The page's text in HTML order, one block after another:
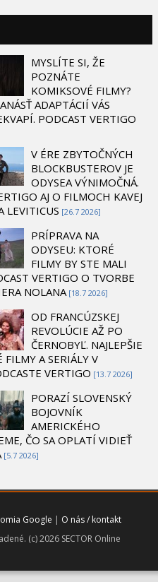
MYSLÍTE SI, ŽE
POZNÁTE
KOMIKSOVÉ FILMY?
ADAPTÁCIÍ VÁS
PODCAST VERTIGO
V ÉRE ZBYTOČNÝCH
BLOCKBUSTEROV JE
ODYSEA VÝNIMOČNÁ.
AJ O FILMOCH KAVEJ
LEVITICUS [26.7 2026]
PRÍPRAVA NA
ODYSEU: KTORÉ
FILMY BY STE MALI
VERTIGO O TVORBE
NOLANA [18.7 2026]
OD FRANCÚZSKEJ
REVOLÚCIE AŽ PO
ČERNOBYĽ. NAJLEPŠIE
FILMY A SERIÁLY V
VERTIGO [13.7 2026]
PORAZÍ SLOVENSKÝ
BOJOVNÍK
AMERICKÉHO
ČO SA OPLATÍ VIDIEŤ
[5.7 2026]
Google | O nás / kontakt
(c) 2026 SECTOR Online